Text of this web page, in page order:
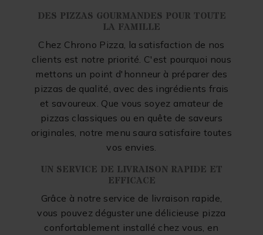
DES PIZZAS GOURMANDES POUR TOUTE
LA FAMILLE
Chez Chrono Pizza, la satisfaction de nos
clients est notre priorité. C'est pourquoi nous
mettons un point d'honneur à préparer des
pizzas de qualité, avec des ingrédients frais
et savoureux. Que vous soyez amateur de
pizzas classiques ou en quête de saveurs
originales, notre menu saura satisfaire toutes
vos envies.
UN SERVICE DE LIVRAISON RAPIDE ET
EFFICACE
Grâce à notre service de livraison rapide,
vous pouvez déguster une délicieuse pizza
confortablement installé chez vous, en